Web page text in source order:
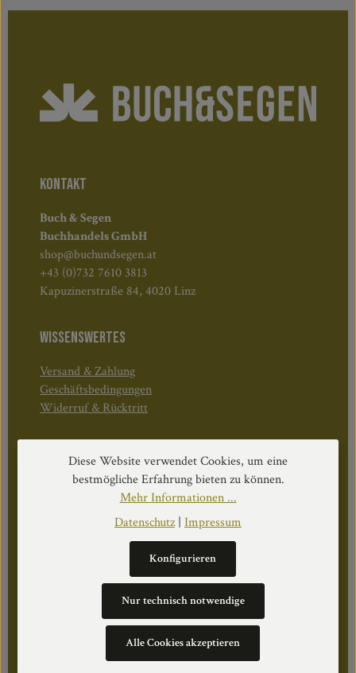
KONTAKT
Buch & Segen
Buchhandels GmbH
shop@buchundsegen.at
+43 (0)732 7610 3813
Kapuzinerstraße 84, 4020 Linz
WISSENSWERTES
Versand & Zahlung
Geschäftsbedingungen
Widerruf & Rücktritt
Mo–Do: 08:30–17:00 Uhr
Fr: 08:30–12:30 Uhr
Cookie Einstellungen
Diese Website verwendet Cookies, um eine
bestmögliche Erfahrung bieten zu können.
Mehr Informationen ...
Datenschutz| Impressum
Nur technisch notwendige
Konfigurieren
Alle Cookies akzeptieren